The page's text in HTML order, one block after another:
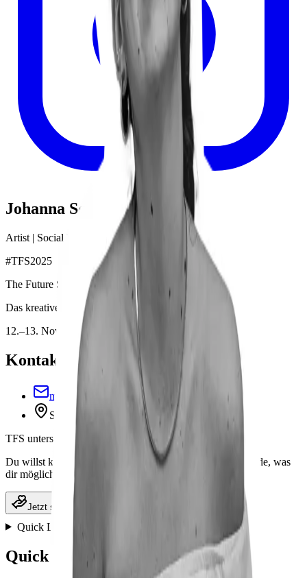
Johanna Schmid
Artist | Social Media | Art Therapist
#TFS2025
The Future Social
Das kreative Social-Media & Zukunftsfestival in Stuttgart
12.–13. November 2026
Kontakt
moin@thefuturesocial.de
Stuttgart, Deutschland
TFS unterstützen
Du willst kein Ticket, aber das Festival unterstützen? Spende, was
dir möglich ist.
Jetzt spenden
Quick Links
Quick Links